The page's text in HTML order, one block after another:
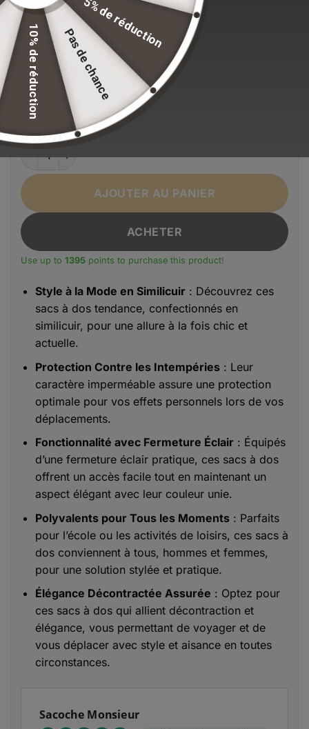
Stock volontairement limité pour maintenir nos
standards de qualité.
Couleur
Noir
quantité de Sac à dos de voyage étanche en PU
AJOUTER AU PANIER
ACHETER
Use up to 1395 points to purchase this product!
Alternative:
Style à la Mode en Similicuir: Découvrez ces
sacs à dos tendance, confectionnés en
similicuir, pour une allure à la fois chic et
actuelle.
Protection Contre les Intempéries: Leur
caractère imperméable assure une protection
optimale pour vos effets personnels lors de vos
déplacements.
Fonctionnalité avec Fermeture Éclair: Équipés
d’une fermeture éclair pratique, ces sacs à dos
offrent un accès facile tout en maintenant un
aspect élégant avec leur couleur unie.
Polyvalents pour Tous les Moments: Parfaits
pour l’école ou les activités de loisirs, ces sacs à
dos conviennent à tous, hommes et femmes,
pour une solution stylée et pratique.
Élégance Décontractée Assurée : Optez pour
ces sacs à dos qui allient décontraction et
élégance, vous permettant de voyager et de
vous déplacer avec style et aisance en toutes
circonstances.
Sacoche Monsieur
5% de réduction
Pas de chance
10% de réduction